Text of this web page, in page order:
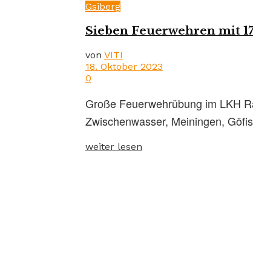
Gsiberg
Sieben Feuerwehren mit
von VITI
18. Oktober 2023
0
Große Feuerwehrübung im LKH
Zwischenwasser, Meiningen,
weiter lesen